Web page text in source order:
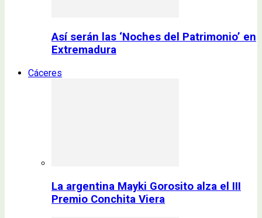
Así serán las ‘Noches del Patrimonio’ en
Extremadura
Cáceres
La argentina Mayki Gorosito alza el III
Premio Conchita Viera